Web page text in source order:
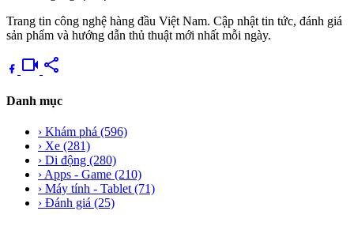
Trang tin công nghệ hàng đầu Việt Nam. Cập nhật tin tức, đánh giá
sản phẩm và hướng dẫn thủ thuật mới nhất mỗi ngày.
videocam share
Danh mục
› Khám phá (596)
› Xe (281)
› Di động (280)
› Apps - Game (210)
› Máy tính - Tablet (71)
› Đánh giá (25)